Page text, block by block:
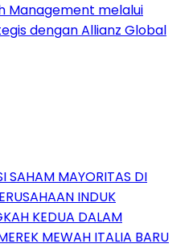
Management melalui
dengan Allianz Global
SAHAM MAYORITAS DI
INDUK
KEDUA DALAM
MEWAH ITALIA BARU